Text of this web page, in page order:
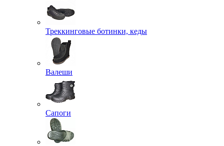
Треккинговые ботинки, кеды
Валеши
Сапоги